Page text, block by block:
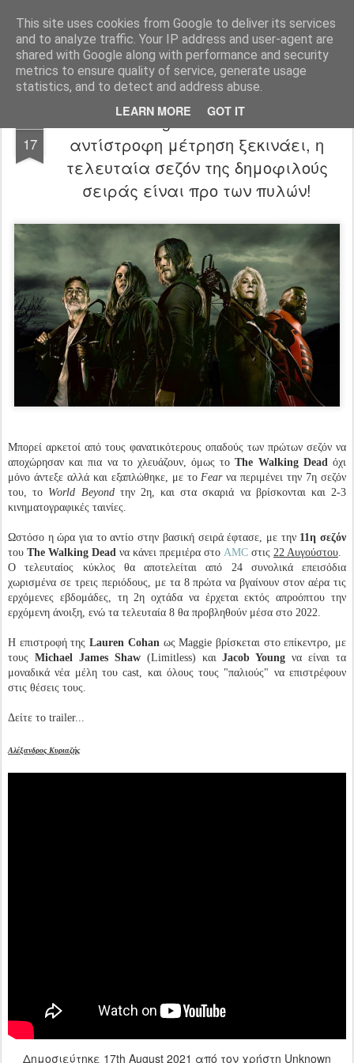
This site uses cookies from Google to deliver its services
and to analyze traffic. Your IP address and user-agent are
shared with Google along with performance and security
metrics to ensure quality of service, generate usage
statistics, and to detect and address abuse.
LEARN MORE GOT IT
FilmBoy
17
The Walking Dead S11 trailer: Η
αντίστροφη μέτρηση ξεκινάει, η
τελευταία σεζόν της δημοφιλούς
σειράς είναι προ των πυλών!
Μπορεί αρκετοί από τους φανατικότερους οπαδούς των πρώτων σεζόν να
αποχώρησαν και πια να το χλευάζουν, όμως τοThe Walking Deadόχι
μόνο άντεξε αλλά και εξαπλώθηκε, με τοFearνα περιμένει την 7η σεζόν
του, το World Beyondτην 2η, και στα σκαριά να βρίσκονται και 2-3
κινηματογραφικές ταινίες.
Ωστόσο η ώρα για το αντίο στην βασική σειρά έφτασε, με την 11η σεζόν
του The Walking Dead να κάνει πρεμιέρα στο AMC στις 22 Αυγούστου.
Ο τελευταίος κύκλος θα αποτελείται από 24 συνολικά επεισόδια
χωρισμένα σε τρεις περιόδους, με τα 8 πρώτα να βγαίνουν στον αέρα τις
ερχόμενες εβδομάδες, τη 2η οχτάδα να έρχεται εκτός απροόπτου την
ερχόμενη άνοιξη, ενώ τα τελευταία 8 θα προβληθούν μέσα στο 2022.
Η επιστροφή τηςLauren Cohanως Maggie βρίσκεται στο επίκεντρο, με
τους Michael James Shaw(Limitless) καιJacob Young να είναι τα
μοναδικά νέα μέλη του cast, και όλους τους "παλιούς" να επιστρέφουν
στις θέσεις τους.
Δείτε το trailer...
Αλέξανδρος Κυριαζής
Δημοσιεύτηκε 17th August 2021 από τον χρήστη Unknown